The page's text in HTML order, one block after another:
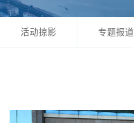
活动掠影 专题报道